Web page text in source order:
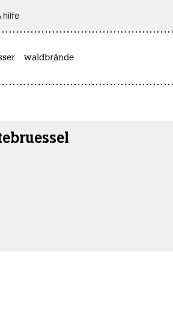
hilfe
waldbrände